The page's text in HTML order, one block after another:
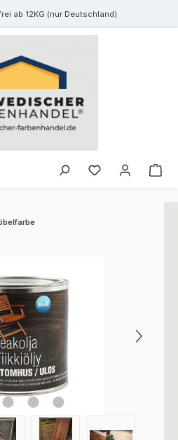
ab 12KG (nur Deutschland)